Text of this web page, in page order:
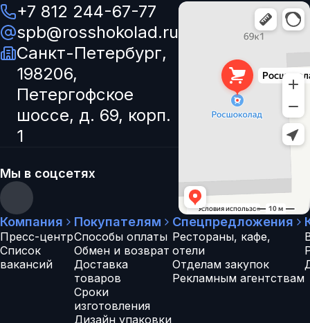
+7 812 244-67-77
spb@rosshokolad.ru
Санкт-Петербург,
198206,
Петергофское
шоссе, д. 69, корп.
1
Мы в соцсетях
Компания
Пресс-центр
Список
вакансий
Покупателям
Способы оплаты
Обмен и возврат
Доставка
товаров
Сроки
изготовления
Дизайн упаковки
Спецпредложения
Рестораны, кафе,
отели
Отделам закупок
Рекламным агентствам